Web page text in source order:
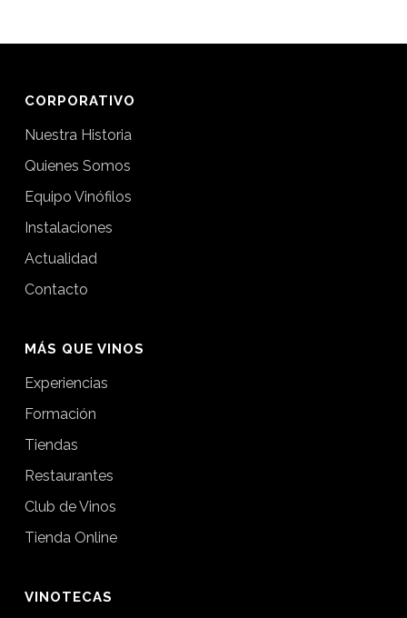
CORPORATIVO
Nuestra Historia
Quienes Somos
Equipo Vinófilos
Instalaciones
Actualidad
Contacto
MÁS QUE VINOS
Experiencias
Formación
Tiendas
Restaurantes
Club de Vinos
Tienda Online
VINOTECAS